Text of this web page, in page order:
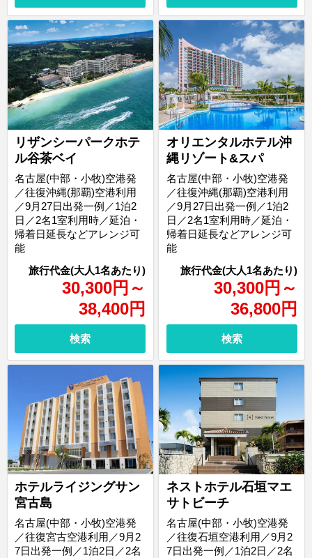
リザンシーパークホテ
ル谷茶ベイ
30,300円 ～
38,400円
名古屋(中部・小牧)空港発
／往復沖縄(那覇)空港利用
／9月27日出発一例／1泊2
日／2名1室利用時／延泊・
帰着日延長などアレンジ可
能
検索
オリエンタルホテル沖
縄リゾート&スパ
30,300円 ～
36,800円
名古屋(中部・小牧)空港発
／往復沖縄(那覇)空港利用
／9月27日出発一例／1泊2
日／2名1室利用時／延泊・
帰着日延長などアレンジ可
能
検索
ホテルライジングサン
宮古島
名古屋(中部・小牧)空港発
／往復宮古空港利用／9月2
7日出発一例／1泊2日／2名
ネストホテル石垣マエ
サトビーチ
名古屋(中部・小牧)空港発
／往復石垣空港利用／9月2
7日出発一例／1泊2日／2名